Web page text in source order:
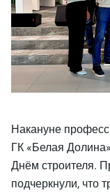
Накануне
ГК «Белая
Днём строителя.
подчеркнули, что